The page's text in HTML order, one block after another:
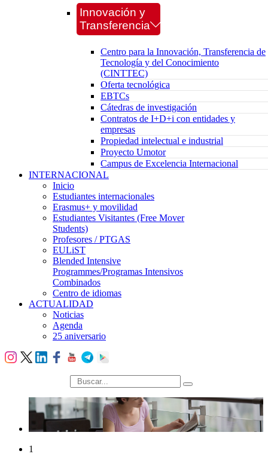
Innovación y
Transferencia
Centro para la Innovación, Transferencia de
Tecnología y del Conocimiento
(CINTTEC)
Oferta tecnológica
EBTCs
Cátedras de investigación
Contratos de I+D+i con entidades y
empresas
Propiedad intelectual e industrial
Proyecto Umotor
Campus de Excelencia Internacional
INTERNACIONAL
Inicio
Estudiantes internacionales
Erasmus+ y movilidad
Estudiantes Visitantes (Free Mover
Students)
Profesores / PTGAS
EULiST
Blended Intensive
Programmes/Programas Intensivos
Combinados
Centro de idiomas
ACTUALIDAD
Noticias
Agenda
25 aniversario
búsqueda
1